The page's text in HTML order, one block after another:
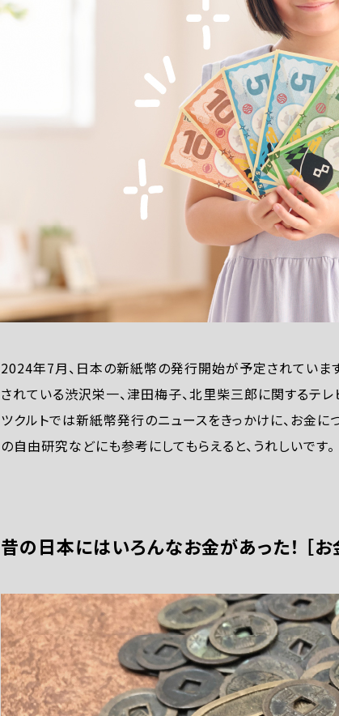
2024年7月、日本の新紙幣の発行開始が予定されていま
されている渋沢栄一、津田梅子、北里柴三郎に関するテレ
ツクルトでは新紙幣発行のニュースをきっかけに、お金
の自由研究などにも参考にしてもらえると、うれしいです。
昔の日本にはいろんなお金があった！ ［お